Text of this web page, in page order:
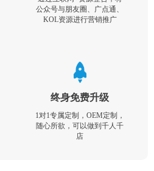
公众号与朋友圈、广点通、
KOL资源进行营销推广
终身免费升级
1对1专属定制，OEM定制，
随心所欲，可以做到千人千
店